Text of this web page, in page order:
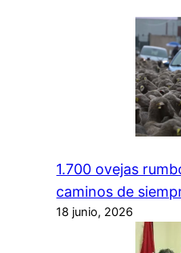
1.700 ovejas
caminos de
18 junio, 2026